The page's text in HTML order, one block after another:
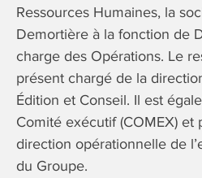
Ressources Humaines, la
Demortière à la fonction de
charge des Opérations. Le
présent chargé de la
Édition et Conseil. Il est
Comité exécutif (COMEX) et
direction opérationnelle de
du Groupe.